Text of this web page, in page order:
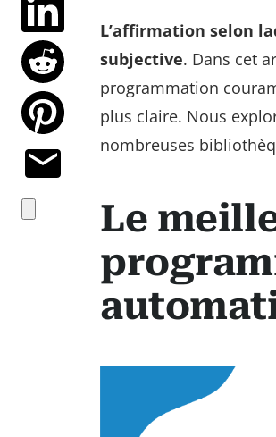
L’affirmation selon
subjective. Dans cet
programmation
plus claire. Nous
nombreuses
Le